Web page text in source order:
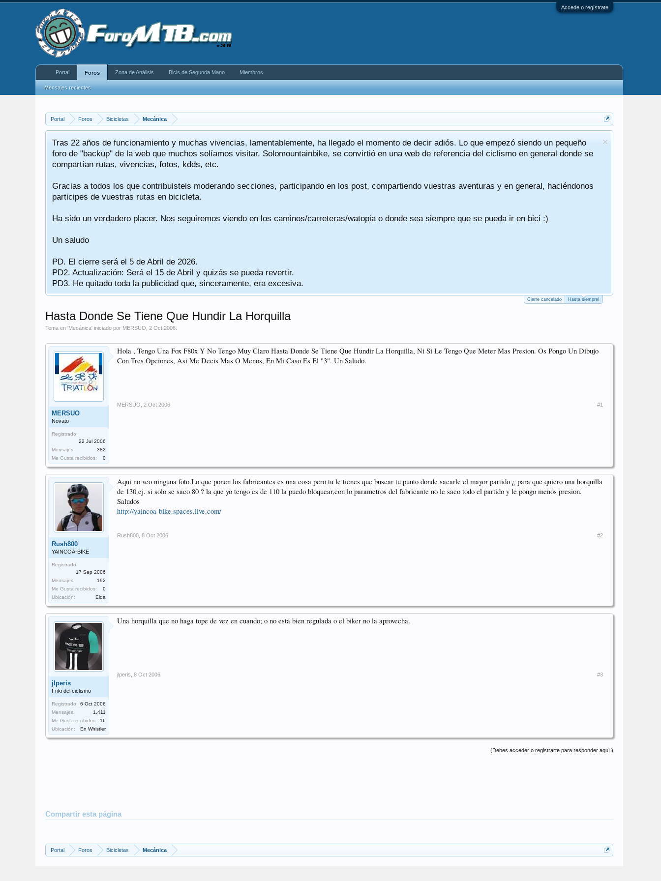
Accede o regístrate
Portal Foros Bicicletas Mecánica
Tras 22 años de funcionamiento y muchas vivencias, lamentablemente, ha llegado el momento de decir adiós. Lo que empezó siendo un pequeño
foro de "backup" de la web que muchos solíamos visitar, Solomountainbike, se convirtió en una web de referencia del ciclismo en general donde se
compartían rutas, vivencias, fotos, kdds, etc.
Gracias a todos los que contribuisteis moderando secciones, participando en los post, compartiendo vuestras aventuras y en general, haciéndonos
participes de vuestras rutas en bicicleta.
Ha sido un verdadero placer. Nos seguiremos viendo en los caminos/carreteras/watopia o donde sea siempre que se pueda ir en bici :)
Un saludo
PD. El cierre será el 5 de Abril de 2026.
PD2. Actualización: Será el 15 de Abril y quizás se pueda revertir.
PD3. He quitado toda la publicidad que, sinceramente, era excesiva.
Cierre cancelado Hasta siempre!
Hasta Donde Se Tiene Que Hundir La Horquilla
Tema en 'Mecánica' iniciado por MERSUO 2 Oct 2006
MERSUO
Novato
Registrado:
22 Jul 2006
Mensajes:
382
Me Gusta recibidos:
0
Hola , Tengo Una Fox F80x Y No Tengo Muy Claro Hasta Donde Se Tiene Que Hundir La Horquilla, Ni Si Le Tengo Que Meter Mas Presion. Os Pongo Un Dibujo
Con Tres Opciones, Asi Me Decis Mas O Menos, En Mi Caso Es El "3". Un Saludo.
MERSUO 2 Oct 2006 #1
Rush800
YAINCOA-BIKE
Registrado:
17 Sep 2006
Mensajes:
192
Me Gusta recibidos:
0
Ubicación:
Elda
Aqui no veo ninguna foto.Lo que ponen los fabricantes es una cosa pero tu le tienes que buscar tu punto donde sacarle el mayor partido ¿ para que quiero una horquilla
de 130 ej. si solo se saco 80 ? la que yo tengo es de 110 la puedo bloquear,con lo parametros del fabricante no le saco todo el partido y le pongo menos presion.
Saludos
http://yaincoa-bike.spaces.live.com/
Rush800 8 Oct 2006 #2
jlperis
Friki del ciclismo
Registrado: 6 Oct 2006
Mensajes:
1.411
Me Gusta recibidos:
16
Ubicación:
En Whistler
Una horquilla que no haga tope de vez en cuando; o no está bien regulada o el biker no la aprovecha.
jlperis 8 Oct 2006 #3
(Debes acceder o registrarte para responder aquí.)
Compartir esta página
Portal Foros Bicicletas Mecánica
Portal Foros
Mensajes recientes
Zona de Análisis Bicis de Segunda Mano Miembros